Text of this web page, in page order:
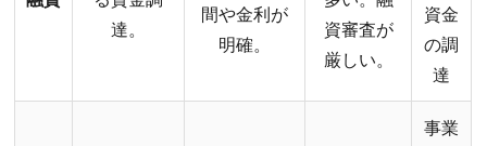
達。
間や金利が
明確。
資審査が
厳しい。
資金
の調
達
事業